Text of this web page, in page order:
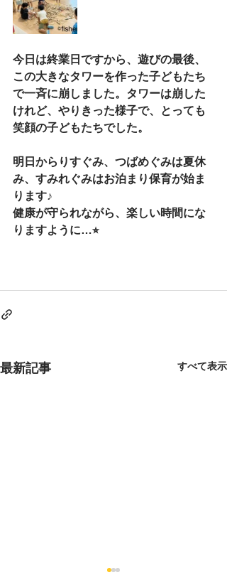
今日は終業日ですから、遊びの最後、
この大きなタワーを作った子どもたち
で一斉に崩しました。タワーは崩した
けれど、やりきった様子で、とっても
笑顔の子どもたちでした。
明日からりすぐみ、つばめぐみは夏休
み、すみれぐみはお泊まり保育が始ま
ります♪
健康が守られながら、楽しい時間にな
りますように…⭐︎
最新記事 すべて表示